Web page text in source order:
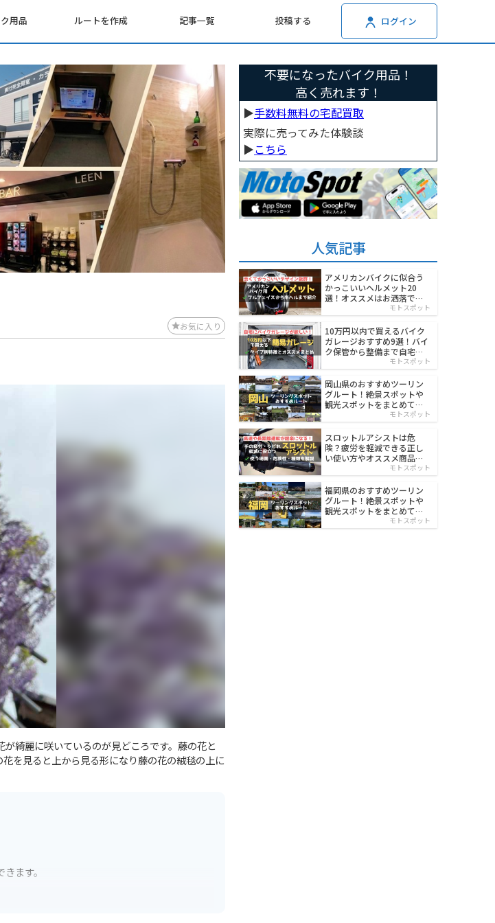
用品 ルートを作成 記事一覧 投稿する ログイン
お気に入り
綺麗に咲いているのが見どころです。藤の花と
を見ると上から見る形になり藤の花の絨毯の上に
ます。
不要になったバイク用品！
高く売れます！
▶︎手数料無料の宅配買取
実際に売ってみた体験談
▶︎こちら
人気記事
アメリカンバイクに似合う
かっこいいヘルメット20
選！オススメはお洒落でワ
モトスポット
10万円以内で買えるバイク
ガレージおすすめ9選！バイ
ク保管から整備まで自宅で
モトスポット
岡山県のおすすめツーリン
グルート！絶景スポットや
観光スポットをまとめて紹
モトスポット
スロットルアシストは危
険？疲労を軽減できる正し
い使い方やオススメ商品を
モトスポット
福岡県のおすすめツーリン
グルート！絶景スポットや
観光スポットをまとめて紹
モトスポット